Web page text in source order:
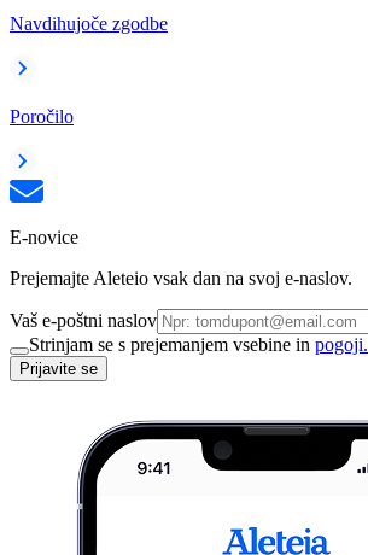
Navdihujoče zgodbe
Poročilo
E-novice
Prejemajte Aleteio vsak dan na svoj e-naslov.
Vaš e-poštni naslov
Strinjam se s prejemanjem vsebine in pogoji.
Prijavite se